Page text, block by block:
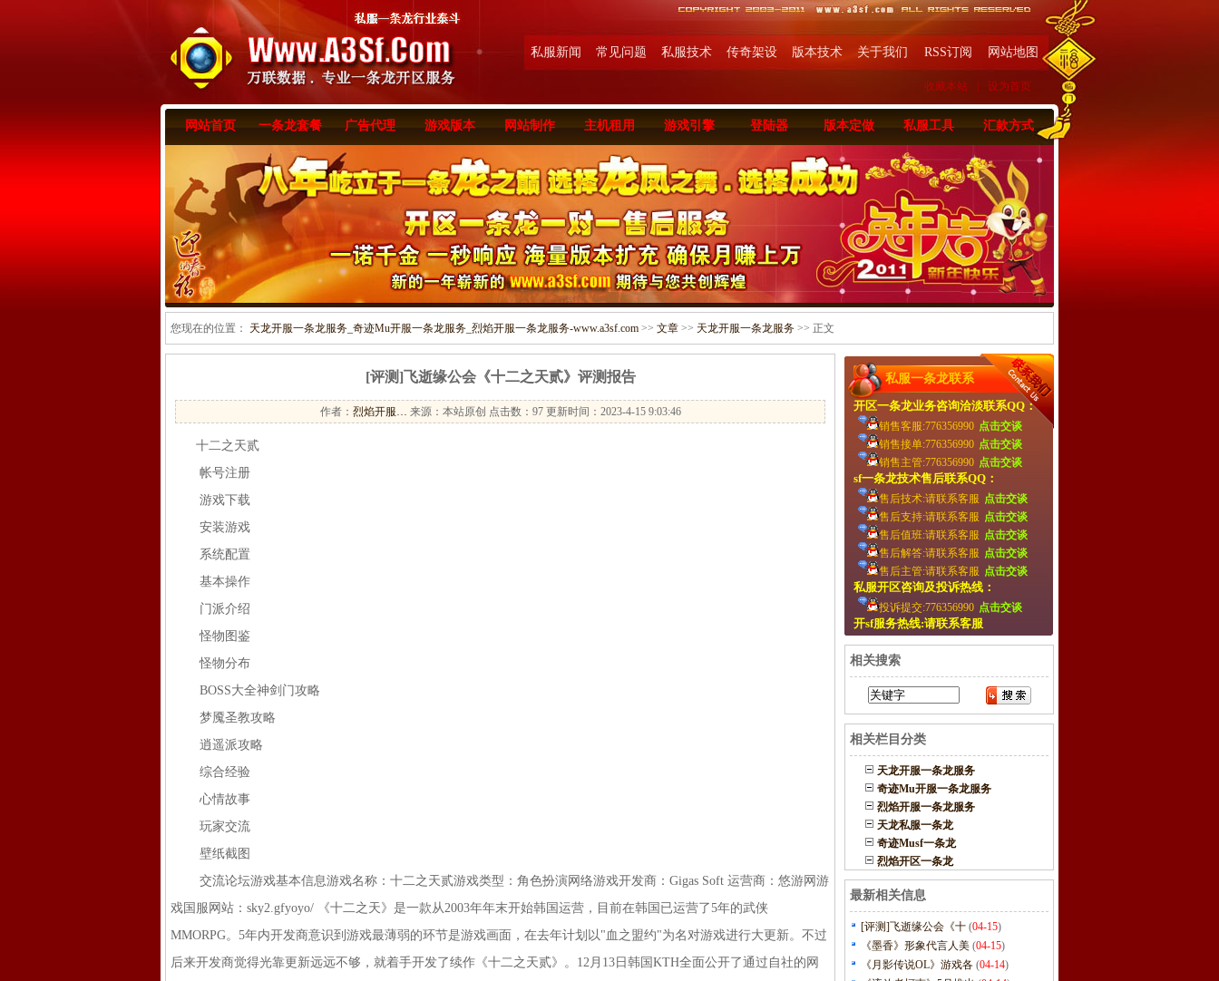
私服新闻 常见问题 私服技术 传奇架设 版本技术 关于我们 RSS订阅 网站地图
收藏本站 设为首页
网站首页 一条龙套餐 广告代理 游戏版本 网站制作 主机租用 游戏引擎 登陆器 版本定做 私服工具 汇款方式
您现在的位置： 天龙开服一条龙服务_奇迹Mu开服一条龙服务_烈焰开服一条龙服务-www.a3sf.com >> 文章 >> 天龙开服一条龙服务 >> 正文
[评测]飞逝缘公会《十二之天贰》评测报告
作者： 烈焰开服… 来源：本站原创 点击数： 97 更新时间：2023-4-15 9:03:46
十二之天贰
帐号注册
游戏下载
安装游戏
系统配置
基本操作
门派介绍
怪物图鉴
怪物分布
BOSS大全神剑门攻略
梦魇圣教攻略
逍遥派攻略
综合经验
心情故事
玩家交流
壁纸截图
交流论坛游戏基本信息游戏名称：十二之天贰游戏类型：角色扮演网络游戏开发商：Gigas Soft 运营商：悠游网游
戏国服网站：sky2.gfyoyo/ 《十二之天》是一款从2003年年末开始韩国运营，目前在韩国已运营了5年的武侠
MMORPG。5年内开发商意识到游戏最薄弱的环节是游戏画面，在去年计划以"血之盟约"为名对游戏进行大更新。不过
后来开发商觉得光靠更新远远不够，就着手开发了续作《十二之天贰》。12月13日韩国KTH全面公开了通过自社的网
私服一条龙联系
开区一条龙业务咨询洽淡联系QQ：
销售客服:776356990 点击交谈
销售接单:776356990 点击交谈
销售主管:776356990 点击交谈
sf一条龙技术售后联系QQ：
售后技术:请联系客服 点击交谈
售后支持:请联系客服 点击交谈
售后值班:请联系客服 点击交谈
售后解答:请联系客服 点击交谈
售后主管:请联系客服 点击交谈
私服开区咨询及投诉热线：
投诉提交:776356990 点击交谈
开sf服务热线:请联系客服
相关搜索
相关栏目分类
天龙开服一条龙服务
奇迹Mu开服一条龙服务
烈焰开服一条龙服务
天龙私服一条龙
奇迹Musf一条龙
烈焰开区一条龙
最新相关信息
[评测]飞逝缘公会《十 (04-15)
《墨香》形象代言人美 (04-15)
《月影传说OL》游戏各 (04-14)